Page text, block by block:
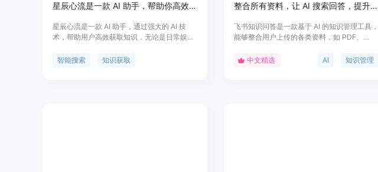
星辰心流是一款 AI 助手，帮助你高效获取知识，让知识随心流动！
星辰心流是一款 AI 助手，通过强大的 AI 技
术，帮助用户高效获取知识，无论是日常娱乐
答。该产品的优点包括智能化搜索、快速解
智能搜索 知识获取
整合所有资料，让 AI 搜索回答，提升知识获取效率。
飞书知识问答是一款基于 AI 的知识管理工具，
能够整合用户上传的各类资料，如 PDF、
提供精准答案。该产品主要面向企业用户和知
中文精选 AI 知识管理